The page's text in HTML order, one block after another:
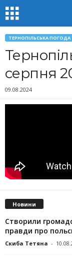
ТЕРНОПІЛЬСЬКА ПОГОДА
серпня
09.08.2024
Новини
Створили
правди про
Скиба Тетяна -